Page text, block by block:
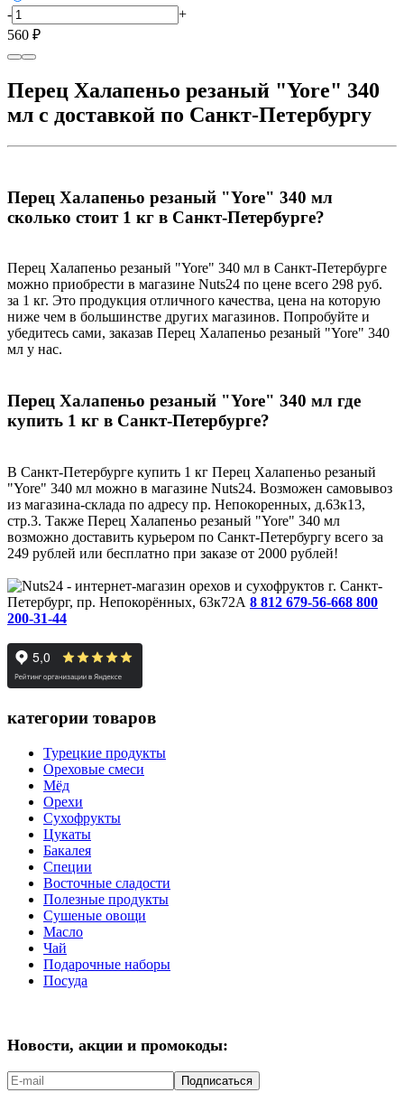
-
+
560 ₽
Перец Халапеньо резаный "Yore" 340
мл с доставкой по Санкт-Петербургу
Перец Халапеньо резаный "Yore" 340 мл
сколько стоит 1 кг в Санкт-Петербурге?
Перец Халапеньо резаный "Yore" 340 мл в Санкт-Петербурге
можно приобрести в магазине Nuts24 по цене всего 298 руб.
за 1 кг. Это продукция отличного качества, цена на которую
ниже чем в большинстве других магазинов. Попробуйте и
убедитесь сами, заказав Перец Халапеньо резаный "Yore" 340
мл у нас.
Перец Халапеньо резаный "Yore" 340 мл где
купить 1 кг в Санкт-Петербурге?
В Санкт-Петербурге купить 1 кг Перец Халапеньо резаный
"Yore" 340 мл можно в магазине Nuts24. Возможен самовывоз
из магазина-склада по адресу пр. Непокоренных, д.63к13,
стр.3. Также Перец Халапеньо резаный "Yore" 340 мл
возможно доставить курьером по Санкт-Петербургу всего за
249 рублей или бесплатно при заказе от 2000 рублей!
г. Санкт-
Петербург, пр. Непокорённых, 63к72А 8 812 679-56-668 800
200-31-44
категории товаров
Турецкие продукты
Ореховые смеси
Мёд
Орехи
Сухофрукты
Цукаты
Бакалея
Специи
Восточные сладости
Полезные продукты
Сушеные овощи
Масло
Чай
Подарочные наборы
Посуда
Новости, акции и промокоды:
Подписаться